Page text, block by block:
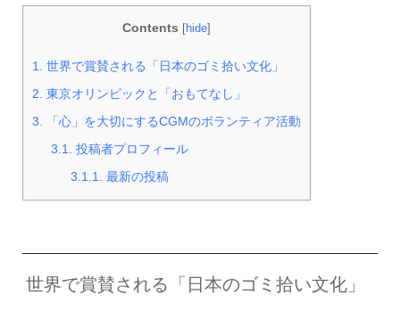
Contents hide]
1. 世界で賞賛される「日本のゴミ拾い文化」
2. 東京オリンピックと「おもてなし」
3. 「心」を大切にするCGMのボランティア活動
3.1. 投稿者プロフィール
3.1.1. 最新の投稿
世界で賞賛される「日本のゴミ拾い文化」